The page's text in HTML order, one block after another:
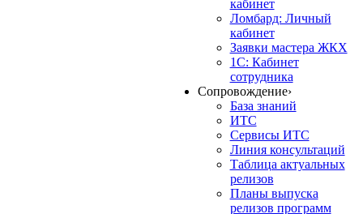
кабинет
Ломбард: Личный
кабинет
Заявки мастера ЖКХ
1С: Кабинет
сотрудника
Сопровождение›
База знаний
ИТС
Сервисы ИТС
Линия консультаций
Таблица актуальных
релизов
Планы выпуска
релизов программ